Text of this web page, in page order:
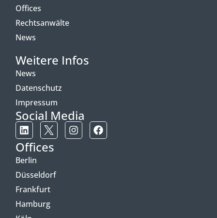
Offices
Rechtsanwälte
News
Weitere Infos
News
Datenschutz
Impressum
Social Media
Offices
Berlin
Düsseldorf
Frankfurt
Hamburg